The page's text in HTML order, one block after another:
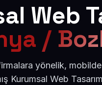
Web
/
yönelik,
Kurumsal Web